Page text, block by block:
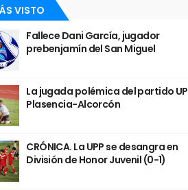
VISTO
Fallece Dani García, jugador
prebenjamín del San Miguel
La jugada polémica del partido UP
Plasencia-Alcorcón
CRÓNICA. La UPP se desangra en
División de Honor Juvenil (0-1)